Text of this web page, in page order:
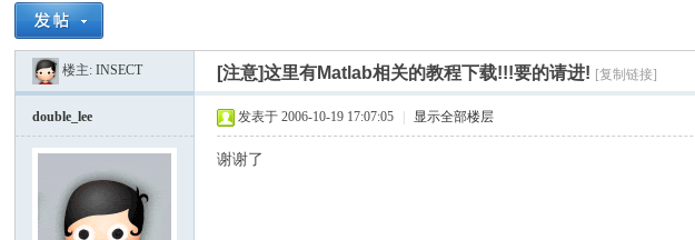
索
» › ›
楼主:INSECT [注意]这里有Matlab相关的教程下载!!!要的请进! [复制链接]
double_lee 发表于 2006-10-19 17:07:05 显示全部楼层
谢谢了